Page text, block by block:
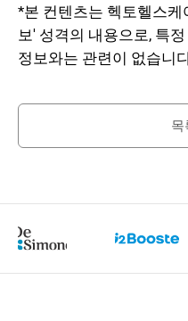
*본 컨텐츠는 헥토헬스케
보' 성격의 내용으로, 특
정보와는 관련이 없습니
목